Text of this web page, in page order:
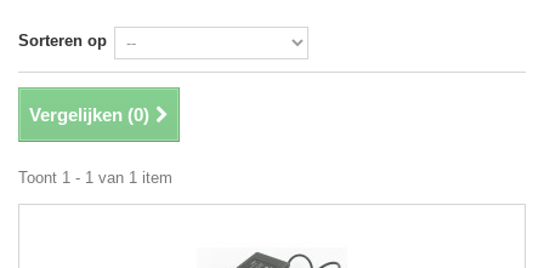
Sorteren op
Vergelijken (0)
Toont 1 - 1 van 1 item